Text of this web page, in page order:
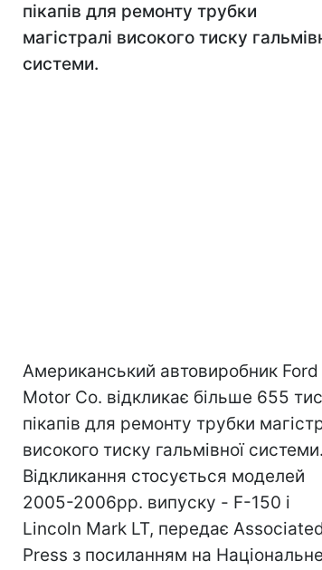
пікапів для ремонту трубки
магістралі високого тиску
системи.
Американський автовиробник Ford
Motor Co. відкликає більше 655
пікапів для ремонту трубки
високого тиску гальмівної системи.
Відкликання стосується моделей
2005-2006рр. випуску - F-150 і
Lincoln Mark LT, передає
Press з посиланням на Національне